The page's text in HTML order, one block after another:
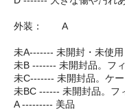
外装： A
未A------- 未開封・未使用
未B ------- 未開封品。フ
未C------- 未開封品。ケ
未BC ------ 未開封品。フ
A --------- 美品